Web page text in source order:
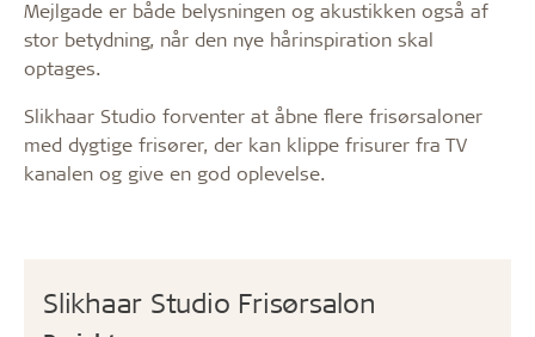
Slikhaar Studio Frisørsalon
Mejlgade er både belysningen og akustikken også af
stor betydning, når den nye hårinspiration skal
optages.
Slikhaar Studio forventer at åbne flere frisørsaloner
med dygtige frisører, der kan klippe frisurer fra TV
kanalen og give en god oplevelse.